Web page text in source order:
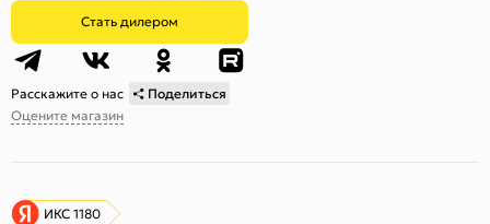
Стать дилером
Расскажите о нас
Поделиться
Оцените магазин
ИКС 1180